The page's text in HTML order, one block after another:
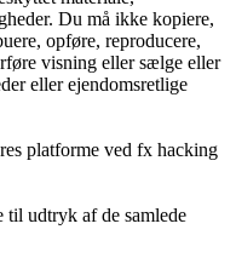
Du må ikke kopiere,
opføre, reproducere,
visning eller sælge eller
eller ejendomsretlige
platforme ved fx hacking
til udtryk af de samlede